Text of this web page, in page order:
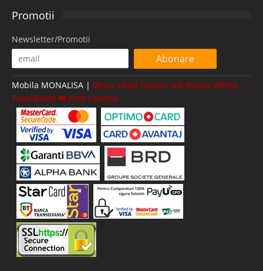
Promotii
Newsletter/Promotii
Abonare
Mobila MONALISA | Birou Copii Tineret Alb Rustic White -
Fete/Baieti ❤️ Pret Fabrica